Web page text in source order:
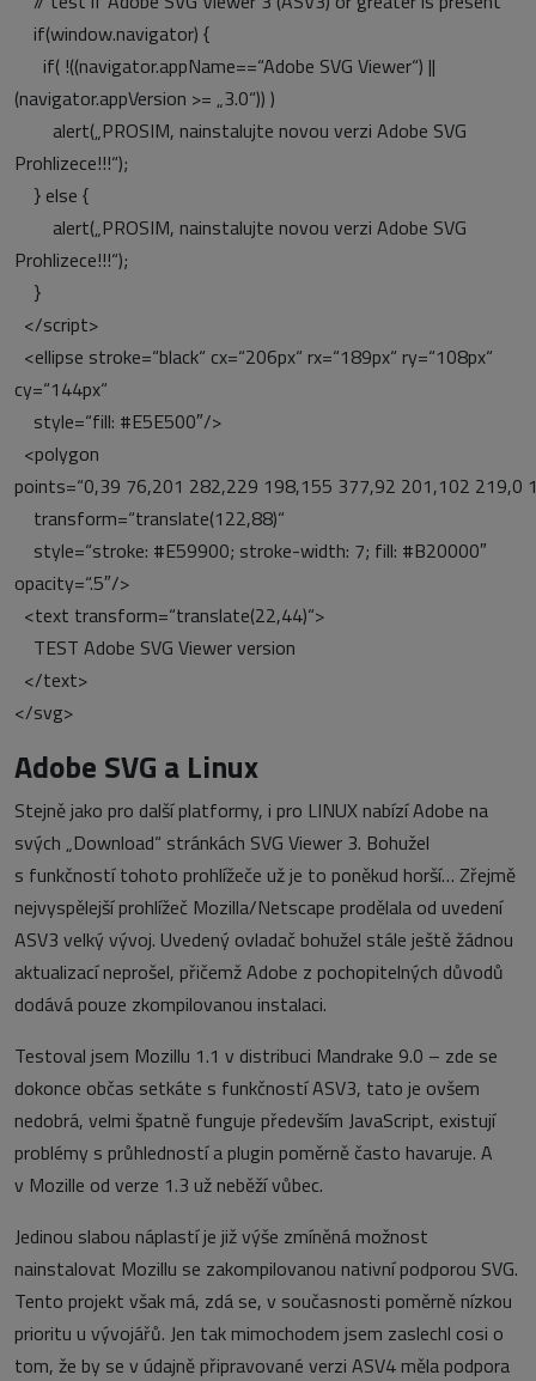
if(window.navigator) {
if( !((navigator.appName==“Adobe SVG Viewer“) ||
(navigator.appVersion >= „3.0“)) )
alert(„PROSIM, nainstalujte novou verzi Adobe SVG
Prohlizece!!!“);
} else {
alert(„PROSIM, nainstalujte novou verzi Adobe SVG
Prohlizece!!!“);
}
</script>
<ellipse stroke=“black“ cx=“206px“ rx=“189px“ ry=“108px“
cy=“144px“
style=“fill: #E5E500″/>
<polygon
points=“0,39 76,201 282,229 198,155 377,92 201,102 219,0
transform=“translate(122,88)“
style=“stroke: #E59900; stroke-width: 7; fill: #B20000″
opacity=“.5″/>
<text transform=“translate(22,44)“>
TEST Adobe SVG Viewer version
</text>
</svg>
Adobe SVG a Linux
Stejně jako pro další platformy, i pro LINUX nabízí Adobe na
svých „Download“ stránkách SVG Viewer 3. Bohužel
s funkčností tohoto prohlížeče už je to poněkud horší… Zřejmě
nejvyspělejší prohlížeč Mozilla/Netscape prodělala od uvedení
ASV3 velký vývoj. Uvedený ovladač bohužel stále ještě žádnou
aktualizací neprošel, přičemž Adobe z pochopitelných důvodů
dodává pouze zkompilovanou instalaci.
Testoval jsem Mozillu 1.1 v distribuci Mandrake 9.0 – zde se
dokonce občas setkáte s funkčností ASV3, tato je ovšem
nedobrá, velmi špatně funguje především JavaScript, existují
problémy s průhledností a plugin poměrně často havaruje. A
v Mozille od verze 1.3 už neběží vůbec.
Jedinou slabou náplastí je již výše zmíněná možnost
nainstalovat Mozillu se zakompilovanou nativní podporou SVG.
Tento projekt však má, zdá se, v současnosti poměrně nízkou
prioritu u vývojářů. Jen tak mimochodem jsem zaslechl cosi o
tom, že by se v údajně připravované verzi ASV4 měla podpora